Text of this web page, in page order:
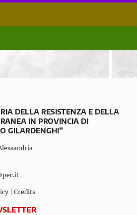
DELLA RESISTENZA E DELLA
IN PROVINCIA DI
GILARDENGHI”
Credits